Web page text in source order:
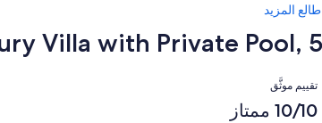
طالع المزيد
التقييمات
تقييم موثَّق
10/10 ممتاز